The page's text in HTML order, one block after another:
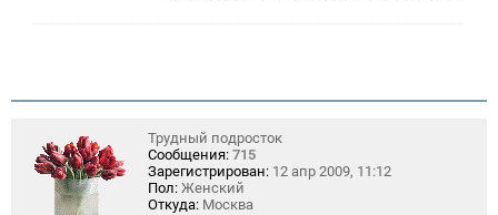
Трудный подросток
Сообщения: 715
Зарегистрирован: 12 апр 2009, 11:12
Пол: Женский
Откуда: Москва